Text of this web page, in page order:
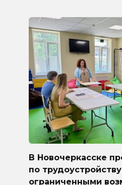
В Новочеркасске
по
ограниченными